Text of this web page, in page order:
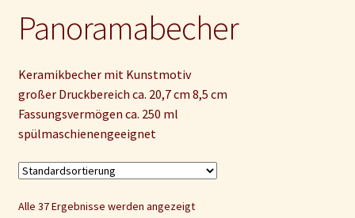
Kunstdrucke
Tassen mit Kunstmotiv
Keramikbecher
Panoramabecher
Keramikbecher mit Kunstmotiv
großer Druckbereich ca. 20,7 cm 8,5 cm
Fassungsvermögen ca. 250 ml
spülmaschienengeeignet
Alle 37 Ergebnisse werden angezeigt